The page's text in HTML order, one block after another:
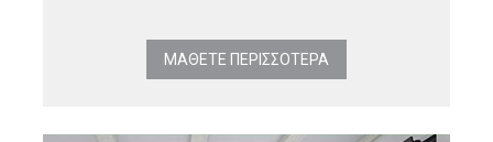
ΜΑΘΕΤΕ ΠΕΡΙΣΣΟΤΕΡΑ